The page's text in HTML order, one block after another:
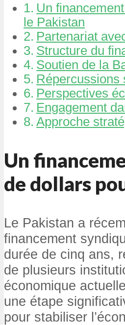
Un
le Pakistan
Partenariat
Structure du
Soutien de la
Répercussions
Perspectives
Engagement
Approche
Un
de dollars
Le Pakistan a
financement
durée de cinq ans,
de plusieurs
économique
une étape
pour stabiliser